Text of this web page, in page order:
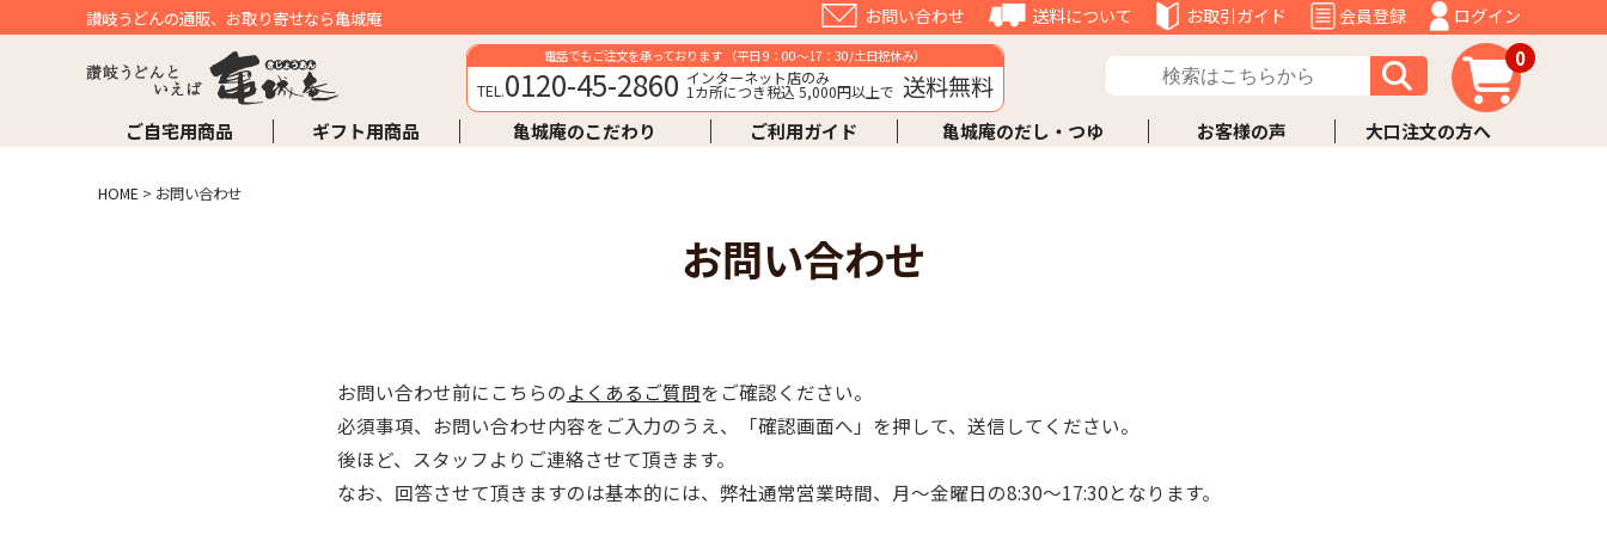
讃岐うどんの通販、お取り寄せなら亀城庵 お問い合わせ 送料について お取引ガイド 会員登録 ログイン
電話でもご注文を承っております （平日 9：00～17：30/土日祝休み）
TEL.0120-45-2860 インターネット店のみ
1カ所につき税込 5,000円以上で 送料無料
0
ご自宅用商品 ギフト用商品 亀城庵のこだわり ご利用ガイド 亀城庵のだし・つゆ お客様の声 大口注文の方へ
HOME > お問い合わせ
お問い合わせ
お問い合わせ前にこちらのよくあるご質問をご確認ください。
必須事項、お問い合わせ内容をご入力のうえ、「確認画面へ」を押して、送信してください。
後ほど、スタッフよりご連絡させて頂きます。
なお、回答させて頂きますのは基本的には、弊社通常営業時間、月～金曜日の8:30～17:30となります。